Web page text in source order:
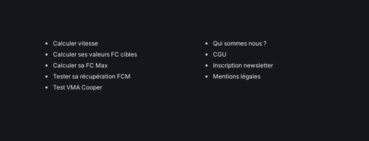
Calculer vitesse
Calculer ses valeurs FC cibles
Calculer sa FC Max
Tester sa récupération FCM
Test VMA Cooper
Qui sommes nous ?
CGU
Inscription newsletter
Mentions légales